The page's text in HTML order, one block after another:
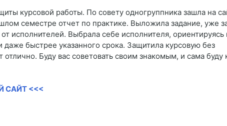
курсовой работы. По совету одногруппника зашла на
семестре отчет по практике. Выложила задание, уже
исполнителей. Выбрала себе исполнителя, ориентируясь
даже быстрее указанного срока. Защитила курсовую без
Буду вас советовать своим знакомым, и сама буду
САЙТ <<<